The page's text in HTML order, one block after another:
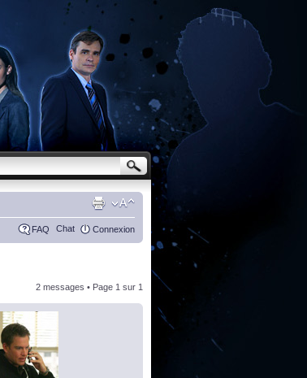
FAQ Chat Connexion
2 messages • Page 1 sur 1